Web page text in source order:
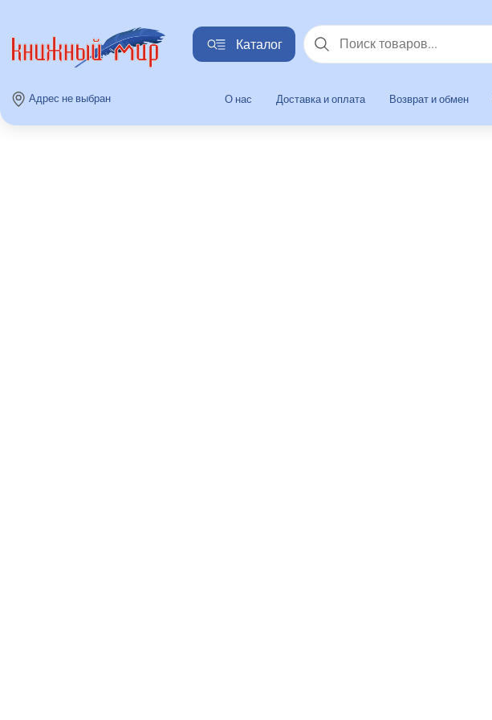
Каталог Найти
Адрес не выбран О нас Доставка и оплата Возврат и обмен